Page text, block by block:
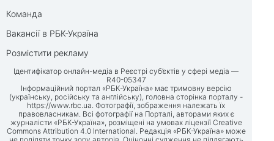
Команда
Вакансії в РБК-Україна
Розмістити рекламу
Ідентифікатор онлайн-медіа в Реєстрі суб’єктів у сфері медіа —
R40-05347
Інформаційний портал «РБК-Україна» має тримовну версію
(українську, російську та англійську), головна сторінка порталу -
https://www.rbc.ua. Фотографії, зображення належать їх
правовласникам. Всі фотографії на Порталі, авторами яких є
журналісти «РБК-Україна», розміщені на умовах ліцензії Creative
Commons Attribution 4.0 International. Редакція «РБК-Україна» може